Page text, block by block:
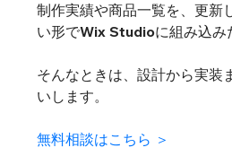
制作実績や商品一覧を、更新
い形でWix Studioに組み込み
そんなときは、設計から実装
いします。
無料相談はこちら ＞